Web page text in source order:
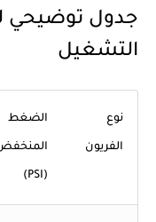
جدول توضيحي
التشغيل
نوع
الفريون
الضغط
(PSI)